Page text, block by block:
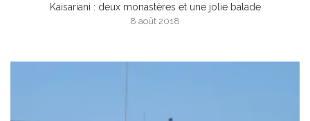
Kaisariani : deux monastères et une jolie balade
8 août 2018